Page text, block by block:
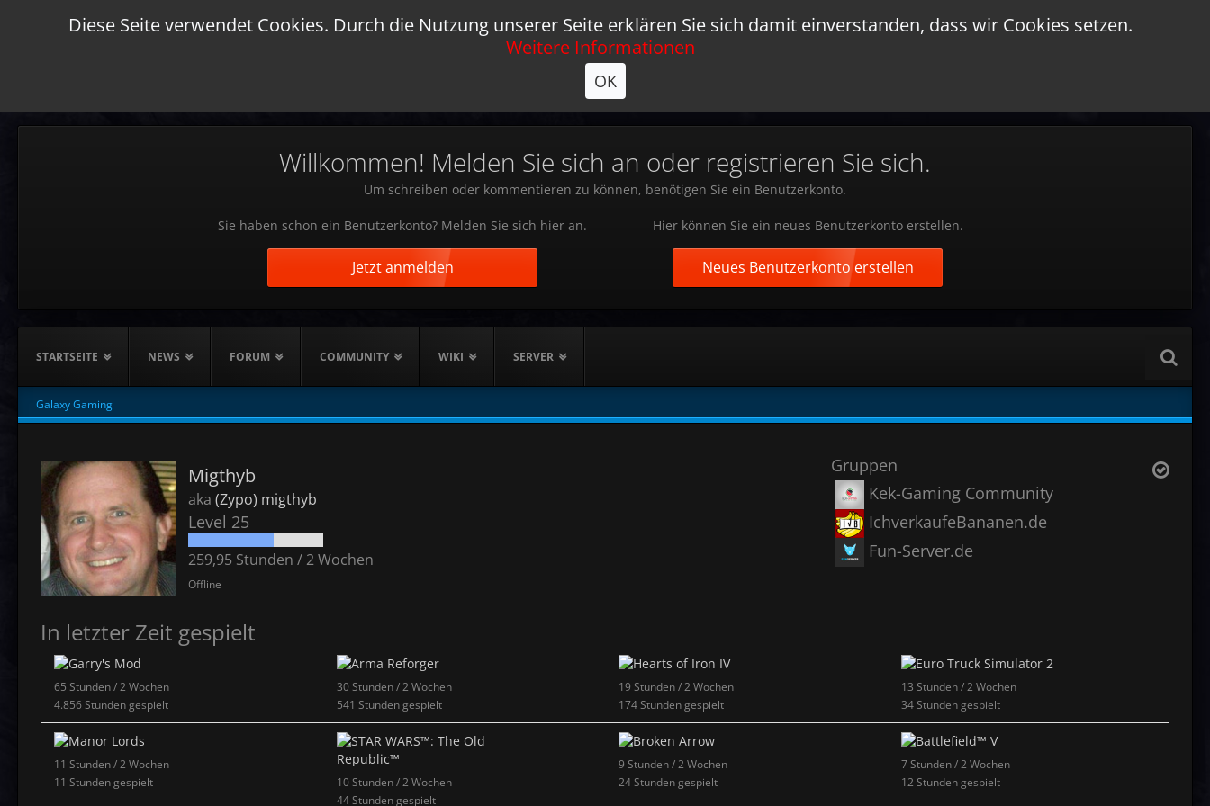
Willkommen! Melden Sie sich an oder registrieren Sie sich.
Um schreiben oder kommentieren zu können, benötigen Sie ein Benutzerkonto.
Sie haben schon ein Benutzerkonto? Melden Sie sich hier an.
Jetzt anmelden
Hier können Sie ein neues Benutzerkonto erstellen.
Neues Benutzerkonto erstellen
STARTSEITE NEWS FORUM COMMUNITY WIKI SERVER
Galaxy Gaming
Migthyb
aka (Zypo) migthyb
Level 25
259,95 Stunden / 2 Wochen
Offline
Gruppen
Kek-Gaming Community
IchverkaufeBananen.de
Fun-Server.de
In letzter Zeit gespielt
65 Stunden / 2 Wochen
4.856 Stunden gespielt
30 Stunden / 2 Wochen
541 Stunden gespielt
19 Stunden / 2 Wochen
174 Stunden gespielt
13 Stunden / 2 Wochen
34 Stunden gespielt
11 Stunden / 2 Wochen
11 Stunden gespielt
10 Stunden / 2 Wochen
44 Stunden gespielt
9 Stunden / 2 Wochen
24 Stunden gespielt
7 Stunden / 2 Wochen
12 Stunden gespielt
Diese Seite verwendet Cookies. Durch die Nutzung unserer Seite erklären Sie sich damit einverstanden, dass wir Cookies setzen.
Weitere Informationen
OK